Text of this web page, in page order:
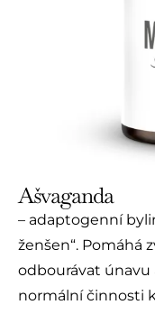
Ašvaganda
– adaptogenní
ženšen“. Pomáhá
odbourávat únavu
normální činnosti